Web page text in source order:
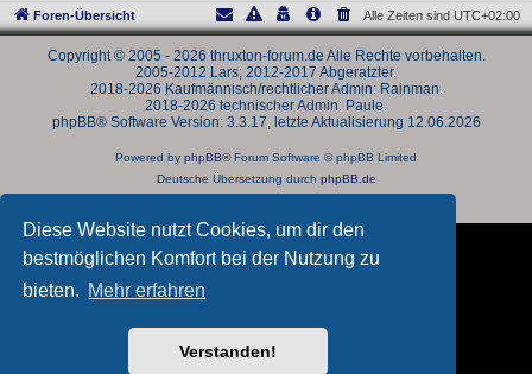
Diese Website nutzt Cookies, um dir den
bestmöglichen Komfort bei der Nutzung zu
bieten. Mehr erfahren
Verstanden!
Foren-Übersicht Alle Zeiten sind UTC+02:00
Copyright © 2005 - 2026 thruxton-forum.de Alle Rechte vorbehalten.
2005-2012 Lars; 2012-2017 Abgeratzter.
2018-2026 Kaufmännisch/rechtlicher Admin: Rainman.
2018-2026 technischer Admin: Paule.
phpBB® Software Version: 3.3.17, letzte Aktualisierung 12.06.2026
Powered by phpBB® Forum Software © phpBB Limited
Deutsche Übersetzung durch phpBB.de